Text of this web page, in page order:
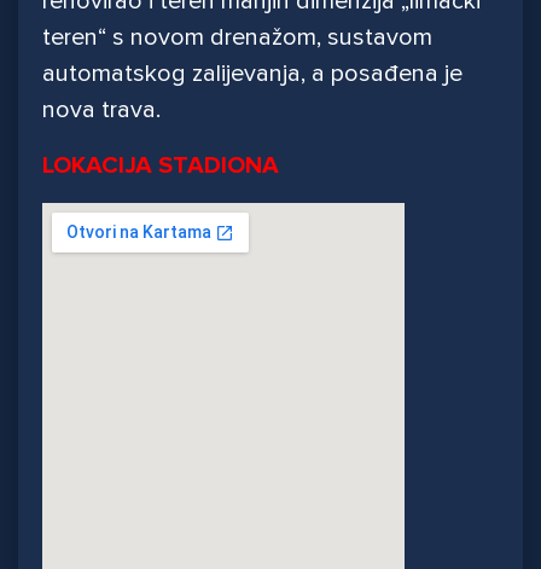
teren“ s novom drenažom, sustavom
automatskog zalijevanja, a posađena je
nova trava.
LOKACIJA STADIONA